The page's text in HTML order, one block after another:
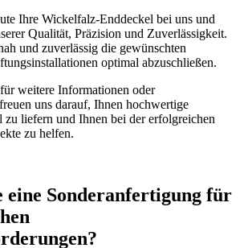
Ihre Wickelfalz-Enddeckel bei uns und
Qualität, Präzision und Zuverlässigkeit.
und zuverlässig die gewünschten
optimal abzuschließen.
weitere Informationen oder
uns darauf, Ihnen hochwertige
liefern und Ihnen bei der erfolgreichen
zu helfen.
eine Sonderanfertigung für